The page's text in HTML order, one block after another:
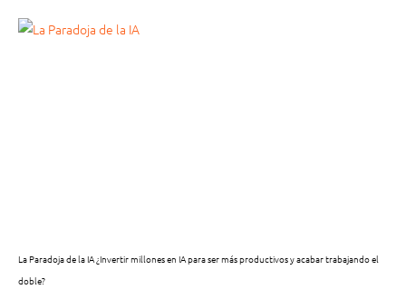
La Paradoja de la IA ¿Invertir millones en IA para ser más productivos y acabar trabajando el
doble?